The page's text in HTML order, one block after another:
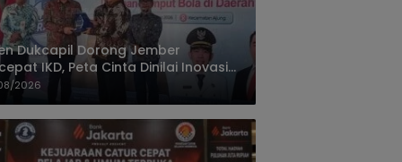
Dukcapil Dorong Jember
IKD, Peta Cinta Dinilai Inovasi
Terbaik
2026